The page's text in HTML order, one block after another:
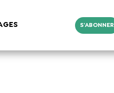
S'ABONNER